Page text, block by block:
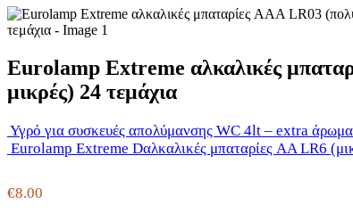
Eurolamp Extreme αλκαλικές
μικρές) 24 τεμάχια
Υγρό για συσκευές απολύμανσης WC 4lt – extra άρωμα
Eurolamp Extreme Dαλκαλικές μπαταρίες AA LR6
€8.00